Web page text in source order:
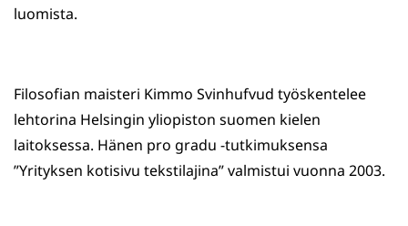
luomista.
Filosofian maisteri Kimmo Svinhufvud työskentelee
lehtorina Helsingin yliopiston suomen kielen
laitoksessa. Hänen pro gradu -tutkimuksensa
”Yrityksen kotisivu tekstilajina” valmistui vuonna 2003.